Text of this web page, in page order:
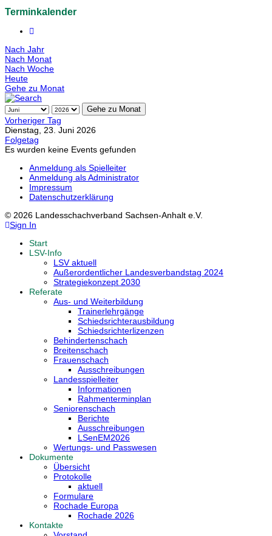
Terminkalender
Nach Jahr
Nach Monat
Nach Woche
Heute
Gehe zu Monat
Gehe zu Monat
Vorheriger Tag
Dienstag, 23. Juni 2026
Folgetag
Es wurden keine Events gefunden
Anmeldung als Spielleiter
Anmeldung als Administrator
Impressum
Datenschutzerklärung
© 2026 Landesschachverband Sachsen-Anhalt e.V.
Sign In
Start
LSV-Info
LSV aktuell
Außerordentlicher Landesverbandstag 2024
Strategiekonzept 2030
Referate
Aus- und Weiterbildung
Trainerlehrgänge
Schiedsrichterausbildung
Schiedsrichterlizenzen
Behindertenschach
Breitenschach
Frauenschach
Ausschreibungen
Landesspielleiter
Informationen
Rahmenterminplan
Seniorenschach
Berichte
Ausschreibungen
LSenEM2026
Wertungs- und Passwesen
Dokumente
Übersicht
Protokolle
aktuell
Formulare
Rochade Europa
Rochade 2026
Kontakte